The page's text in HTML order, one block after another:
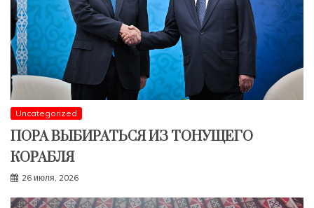
Uncategorized
ПОРА ВЫБИРАТЬСЯ ИЗ ТОНУЩЕГО
КОРАБЛЯ
26 июля, 2026